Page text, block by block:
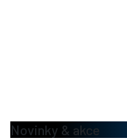
Novinky & akce